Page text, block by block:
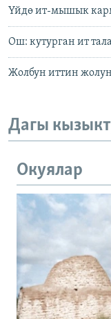
Үйдө ит-мышык
Ош: кутурган ит
Жолбун иттин
Дагы
Окуялар